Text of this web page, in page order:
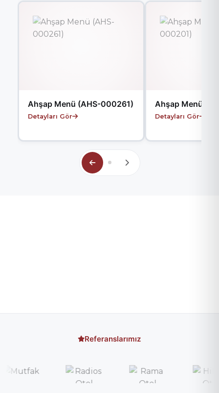
Ahşap Menü (AHS-000261)
Detayları Gör
Ahşap Menü
Detayları Gör
Talebin ulaşır, en kısa sürede geri döneriz
Referanslarımız